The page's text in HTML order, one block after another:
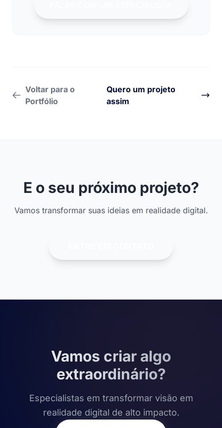
Voltar para o
Portfólio
Quero um projeto
assim
E o seu próximo projeto?
Vamos transformar suas ideias em realidade digital.
Vamos criar algo
extraordinário?
Especialistas em transformar visão em
realidade digital de alto impacto.